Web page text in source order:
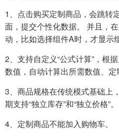
1、点击购买定制商品，会跳转
面，提交个性化数据。 并且，
动，比如选择组件A时，才显示
2、支持自定义“公式计算”，根
数值，自动计算出所需数值、定
3、商品规格在传统模式基础上
期支持“独立库存”和“独立价格”。
4、定制商品不能加入购物车。